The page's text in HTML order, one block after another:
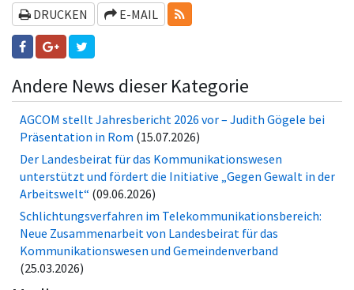
DRUCKEN E-MAIL RSS-FEEDS
Andere News dieser Kategorie
AGCOM stellt Jahresbericht 2026 vor – Judith Gögele bei
Präsentation in Rom (15.07.2026)
Der Landesbeirat für das Kommunikationswesen
unterstützt und fördert die Initiative „Gegen Gewalt in der
Arbeitswelt“ (09.06.2026)
Schlichtungsverfahren im Telekommunikationsbereich:
Neue Zusammenarbeit von Landesbeirat für das
Kommunikationswesen und Gemeindenverband
(25.03.2026)